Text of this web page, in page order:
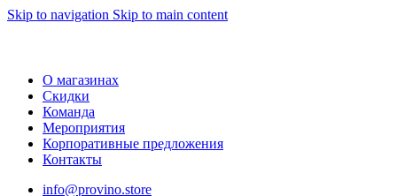
Skip to navigation Skip to main content
О магазинах
Скидки
Команда
Мероприятия
Корпоративные предложения
Контакты
info@provino.store